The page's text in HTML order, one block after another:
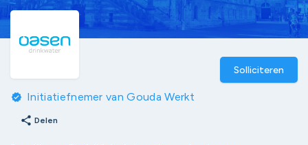
Solliciteren
verified Initiatiefnemer van Gouda Werkt
share Delen